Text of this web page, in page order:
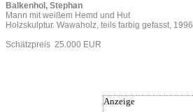
Balkenhol, Stephan
Mann mit weißem Hemd und Hut
Holzskulptur. Wawaholz, teils farbig gefasst, 1996
Schätzpreis 25.000 EUR
Anzeige